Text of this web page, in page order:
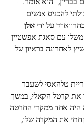
להכניס אנשים
על ידיאלן
משלו עם סאגת אפשטיין
לאחרונה בראיון של
טלהאסי לשעבר
את קרטל הקאלי, במשך
היה אחד ממקרי החרטה
את המקרה שלו,